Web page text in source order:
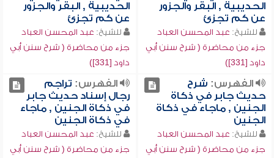
الحديبية , البقر والجزور
عن كم تجزئ
للشيخ: عبد المحسن العباد
جزء من محاضرة ( شرح سنن أبي
داود [331])
الحديبية , البقر والجزور
عن كم تجزئ
للشيخ: عبد المحسن العباد
جزء من محاضرة ( شرح سنن أبي
داود [331])
الفهرس: شرح
حديث جابر في ذكاة
الجنين , ماجاء في ذكاة
الجنين
للشيخ: عبد المحسن العباد
جزء من محاضرة ( شرح سنن أبي
الفهرس: تراجم
رجال إسناد حديث جابر
في ذكاة الجنين , ماجاء
في ذكاة الجنين
للشيخ: عبد المحسن العباد
جزء من محاضرة ( شرح سنن أبي